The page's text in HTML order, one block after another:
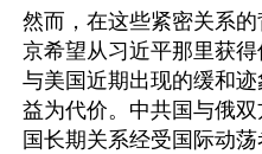
然而，在这些紧密关系
京希望从习近平那里获
与美国近期出现的缓和
益为代价。中共国与俄
国长期关系经受国际动荡